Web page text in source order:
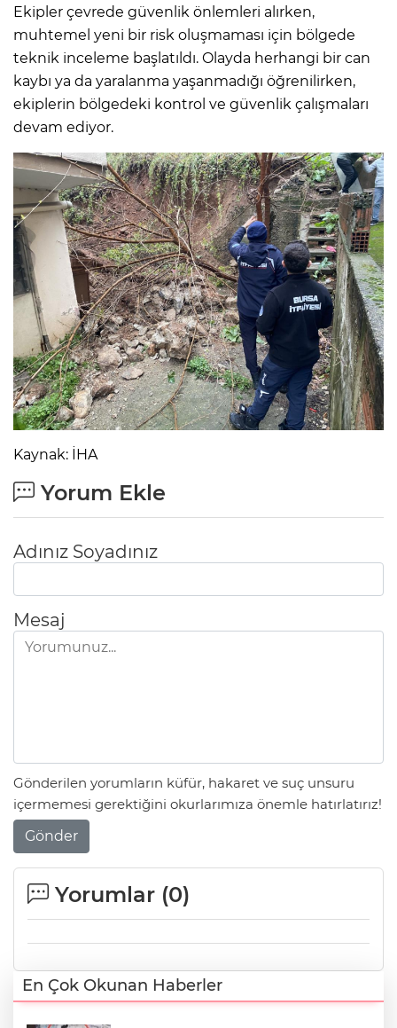
Ekipler çevrede güvenlik önlemleri alırken,
muhtemel yeni bir risk oluşmaması için bölgede
teknik inceleme başlatıldı. Olayda herhangi bir can
kaybı ya da yaralanma yaşanmadığı öğrenilirken,
ekiplerin bölgedeki kontrol ve güvenlik çalışmaları
devam ediyor.
Kaynak: İHA
Yorum Ekle
Adınız Soyadınız
Mesaj
Gönderilen yorumların küfür, hakaret ve suç unsuru
içermemesi gerektiğini okurlarımıza önemle hatırlatırız!
Gönder
Yorumlar (0)
En Çok Okunan Haberler